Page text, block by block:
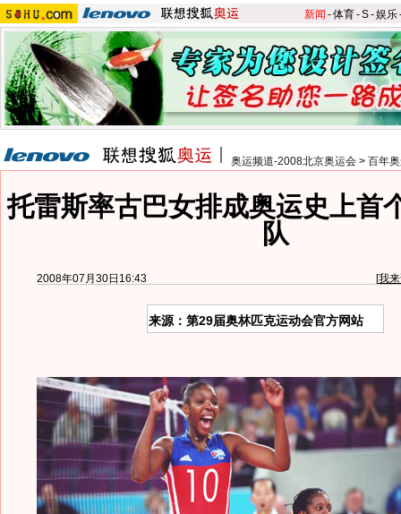
新闻 -体育-S-娱乐
奥运频道-2008北京奥运会 > 百年
托雷斯率古巴女排成奥运史上首
队
2008年07月30日16:43 [我
来源：第29届奥林匹克运动会官方网站